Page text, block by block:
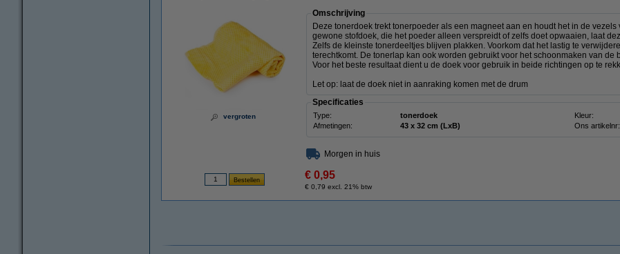
vergroten
Omschrijving
Deze tonerdoek trekt tonerpoeder als een magneet aan en houdt het in de vezels
gewone stofdoek, die het poeder alleen verspreidt of zelfs doet opwaaien, laat
Zelfs de kleinste tonerdeeltjes blijven plakken. Voorkom dat het lastig te
terechtkomt. De tonerlap kan ook worden gebruikt voor het schoonmaken van de
Voor het beste resultaat dient u de doek voor gebruik in beide richtingen op te
Let op: laat de doek niet in aanraking komen met de drum
Specificaties
Type: tonerdoek Kleur:
Afmetingen:
43 x 32 cm (LxB) Ons artikelnr:
Morgen in huis
€ 0,95
€ 0,79 excl. 21% btw